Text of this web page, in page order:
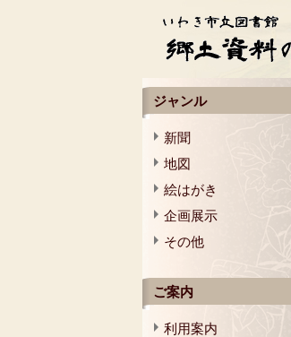
ジャンル
新聞
地図
絵はがき
企画展示
その他
ご案内
利用案内